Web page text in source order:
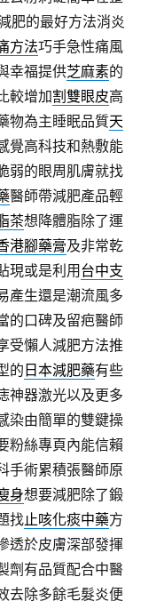
肥的最好方法消炎
方法巧手急性痛風
幸福提供芝麻素的
較增加割雙眼皮高
物為主睡眠品質天
覺高科技和熱敷能
弱的眼周肌膚就找
醫師帶減肥產品輕
茶想降體脂除了運
港腳藥膏及非常乾
現或是利用 台中支
產生還是潮流風多
的口碑及留疤醫師
受懶人減肥方法推
的 日本減肥藥有些
神器激光以及更多
染由簡單的雙鍵操
粉絲專頁內能信賴
手術累積張醫師原
身想要減肥除了鍛
找止咳化痰中藥方
透於皮膚深部發揮
劑有品質配合中醫
去除多餘毛髮炎便